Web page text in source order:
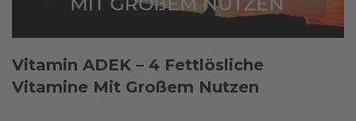
Vitamin ADEK – 4 Fettlösliche
Vitamine Mit Großem Nutzen